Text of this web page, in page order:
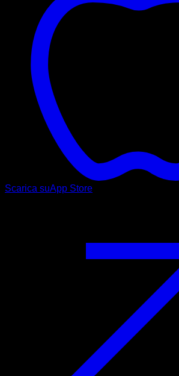
Scarica suApp Store